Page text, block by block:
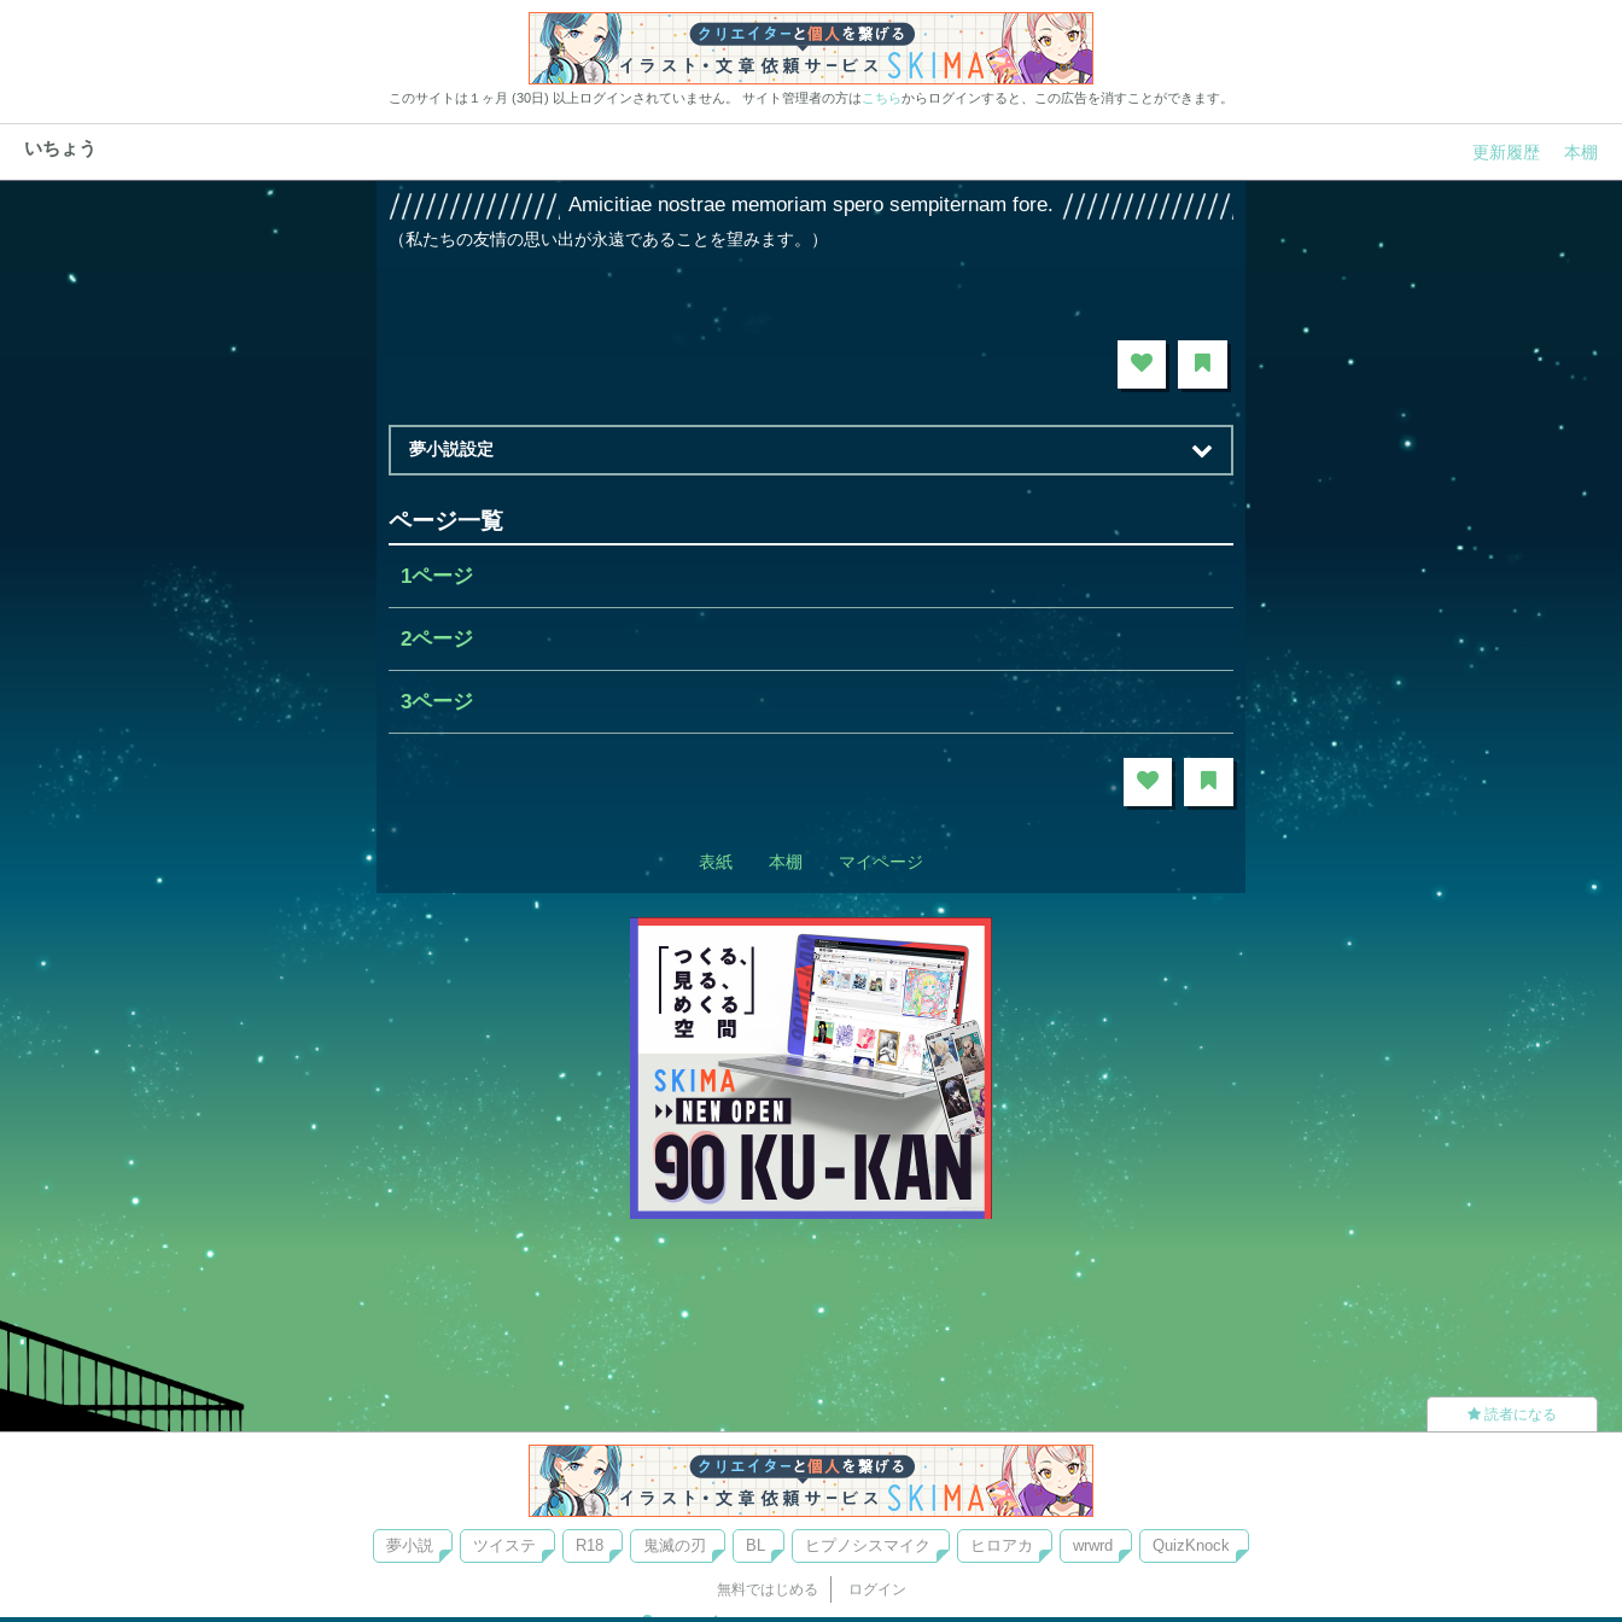
このサイトは１ヶ月 (30日) 以上ログインされていません。 サイト管理者の方は こちらからログインすると、この広告を消すことができます。
いちょう 更新履歴 本棚
Amicitiae nostrae memoriam spero sempiternam fore.
（私たちの友情の思い出が永遠であることを望みます。）
夢小説設定
ページ一覧
1ページ
2ページ
3ページ
表紙 本棚 マイページ
夢小説 ツイステ R18 鬼滅の刃 BL ヒプノシスマイク ヒロアカ wrwrd QuizKnock
無料ではじめる ログイン
読者になる